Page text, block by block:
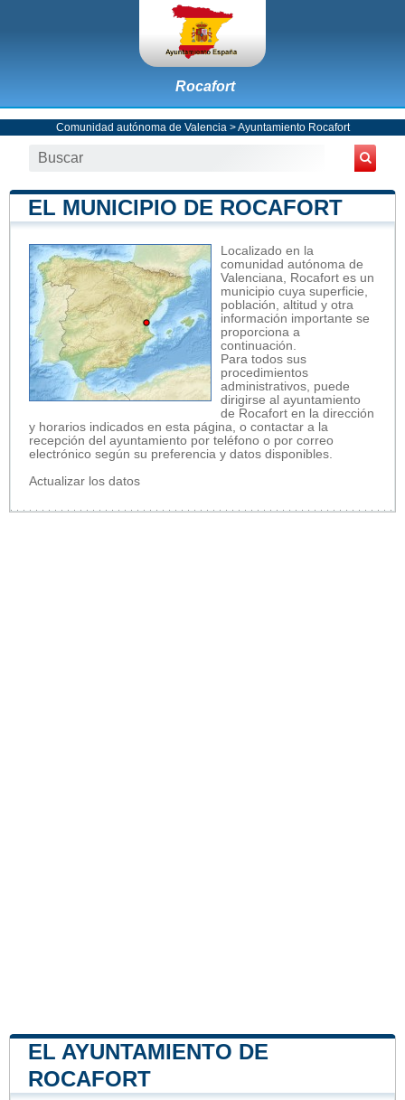
Rocafort
Comunidad autónoma de Valencia >Ayuntamiento Rocafort
EL MUNICIPIO DE ROCAFORT
Localizado en la
comunidad autónoma de
Valenciana, Rocafort es un
municipio cuya superficie,
población, altitud y otra
información importante se
proporciona a
continuación.
Para todos sus
procedimientos
administrativos, puede
dirigirse al ayuntamiento
de Rocafort en la dirección
y horarios indicados en esta página, o contactar a la
recepción del ayuntamiento por teléfono o por correo
electrónico según su preferencia y datos disponibles.
Actualizar los datos
EL AYUNTAMIENTO DE
ROCAFORT